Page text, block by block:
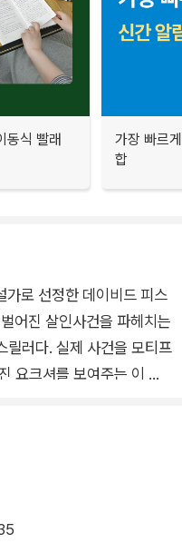
동식 빨래
가장 빠르
합
가로 선정한 데이비드 피스
어진 살인사건을 파헤치는
릴러다. 실제 사건을 모티프
요크셔를 보여주는 이 작
통해 ‘요크셔 누아르’라
다른 인물을 주인공으로
어나가며 당시 영국의 암울